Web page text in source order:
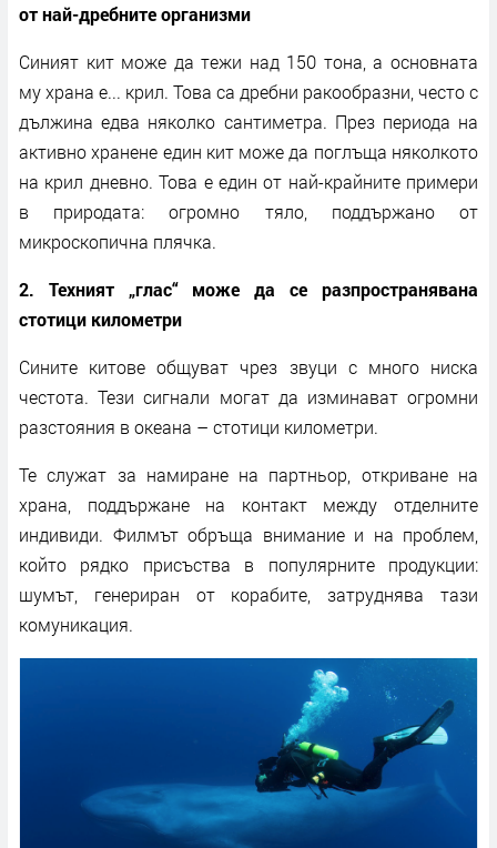
от най-дребните организми
Синият кит може да тежи над 150 тона, а основната
му храна е... крил. Това са дребни ракообразни, често с
дължина едва няколко сантиметра. През периода на
активно хранене един кит може да поглъща няколкото
на крил дневно. Това е един от най-крайните примери
в природата: огромно тяло, поддържано от
микроскопична плячка.
2. Техният „глас“ може да се разпространявана
стотици километри
Сините китове общуват чрез звуци с много ниска
честота. Тези сигнали могат да изминават огромни
разстояния в океана – стотици километри.
Те служат за намиране на партньор, откриване на
храна, поддържане на контакт между отделните
индивиди. Филмът обръща внимание и на проблем,
който рядко присъства в популярните продукции:
шумът, генериран от корабите, затруднява тази
комуникация.